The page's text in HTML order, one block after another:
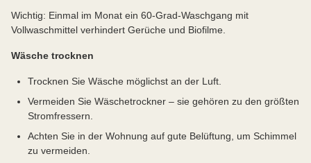
Wichtig: Einmal im Monat ein 60-Grad-Waschgang mit
Vollwaschmittel verhindert Gerüche und Biofilme.
Wäsche trocknen
Trocknen Sie Wäsche möglichst an der Luft.
Vermeiden Sie Wäschetrockner – sie gehören zu den größten
Stromfressern.
Achten Sie in der Wohnung auf gute Belüftung, um Schimmel
zu vermeiden.